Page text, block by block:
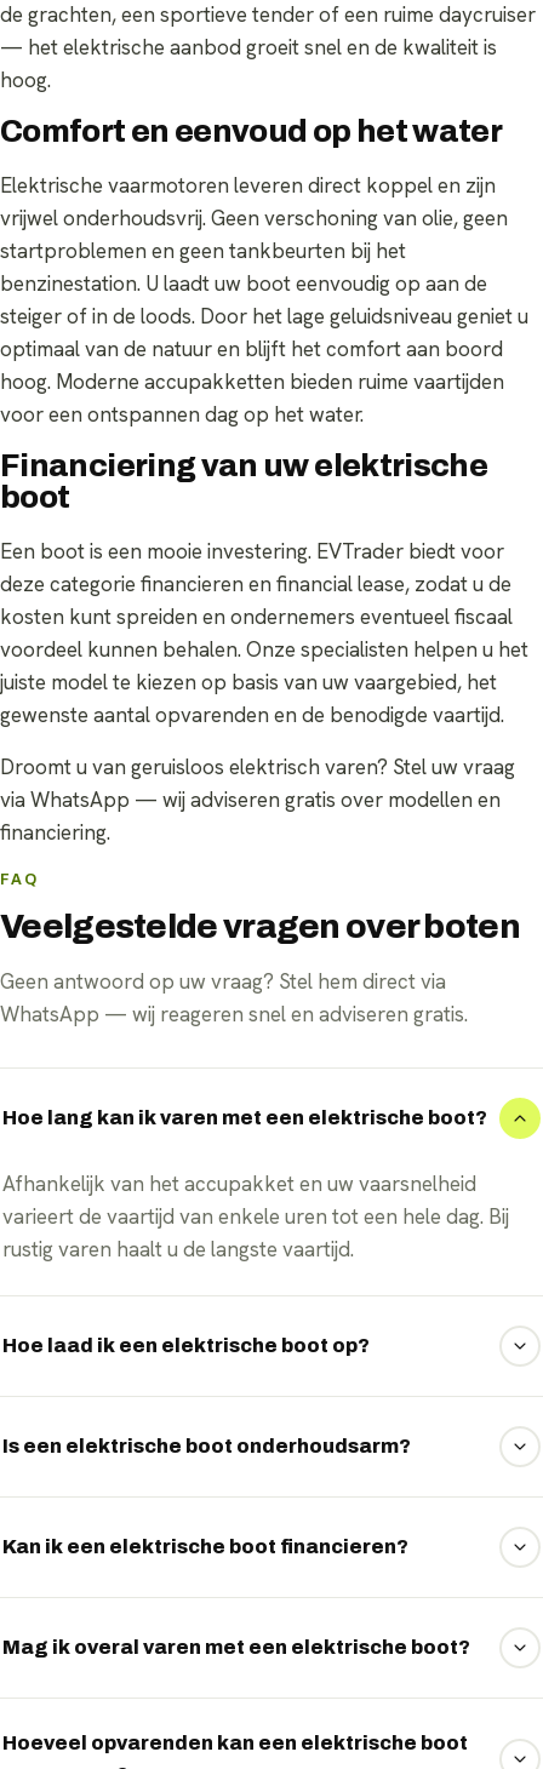
de grachten, een sportieve tender of een ruime daycruiser
— het elektrische aanbod groeit snel en de kwaliteit is
hoog.
Comfort en eenvoud op het water
Elektrische vaarmotoren leveren direct koppel en zijn
vrijwel onderhoudsvrij. Geen verschoning van olie, geen
startproblemen en geen tankbeurten bij het
benzinestation. U laadt uw boot eenvoudig op aan de
steiger of in de loods. Door het lage geluidsniveau geniet u
optimaal van de natuur en blijft het comfort aan boord
hoog. Moderne accupakketten bieden ruime vaartijden
voor een ontspannen dag op het water.
Financiering van uw elektrische
boot
Een boot is een mooie investering. EVTrader biedt voor
deze categorie financieren en financial lease, zodat u de
kosten kunt spreiden en ondernemers eventueel fiscaal
voordeel kunnen behalen. Onze specialisten helpen u het
juiste model te kiezen op basis van uw vaargebied, het
gewenste aantal opvarenden en de benodigde vaartijd.
Droomt u van geruisloos elektrisch varen? Stel uw vraag
via WhatsApp — wij adviseren gratis over modellen en
financiering.
FAQ
Veelgestelde vragen over boten
Geen antwoord op uw vraag? Stel hem direct via
WhatsApp — wij reageren snel en adviseren gratis.
Hoe lang kan ik varen met een elektrische boot?
Afhankelijk van het accupakket en uw vaarsnelheid
varieert de vaartijd van enkele uren tot een hele dag. Bij
rustig varen haalt u de langste vaartijd.
Hoe laad ik een elektrische boot op?
walstroomaansluiting bij de steiger of in de loods. Steeds
Is een elektrische boot onderhoudsarm?
bewegende delen dan een verbrandingsmotor en vraagt
Kan ik een elektrische boot financieren?
lease aan, zodat u de investering kunt spreiden. Wij
Mag ik overal varen met een elektrische boot?
vaargebieden waar emissievrij of stil varen verplicht is,
Hoeveel opvarenden kan een elektrische boot